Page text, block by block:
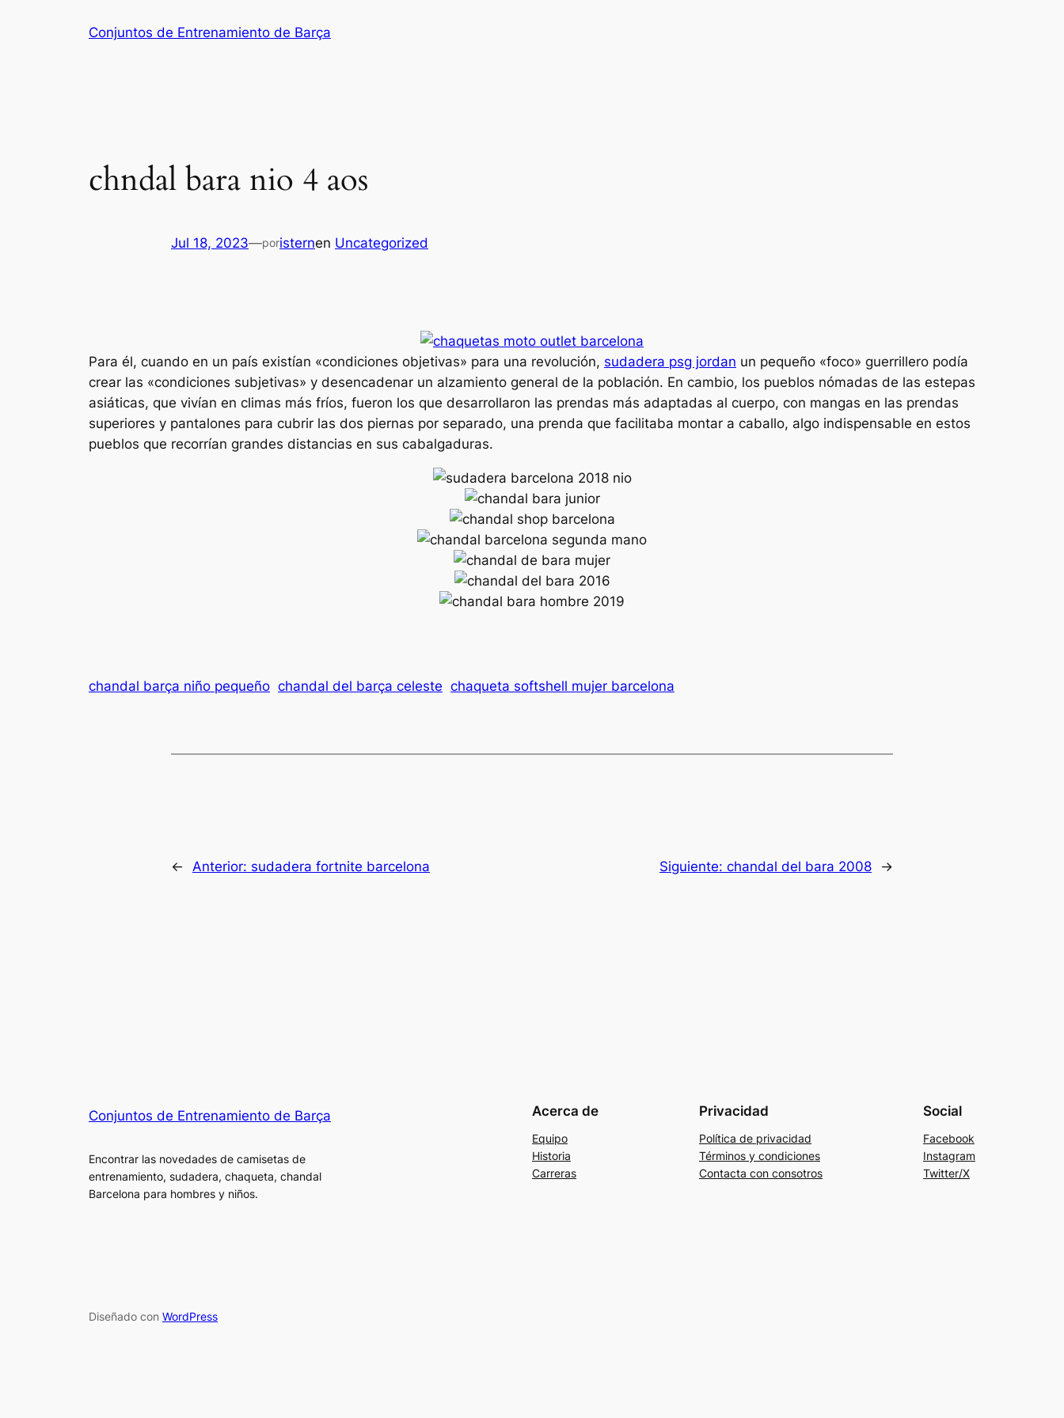
Conjuntos de Entrenamiento de Barça
chndal bara nio 4 aos
Jul 18, 2023—poristernen Uncategorized
Para él, cuando en un país existían «condiciones objetivas» para una revolución, sudadera psg jordan un pequeño «foco» guerrillero podía
crear las «condiciones subjetivas» y desencadenar un alzamiento general de la población. En cambio, los pueblos nómadas de las estepas
asiáticas, que vivían en climas más fríos, fueron los que desarrollaron las prendas más adaptadas al cuerpo, con mangas en las prendas
superiores y pantalones para cubrir las dos piernas por separado, una prenda que facilitaba montar a caballo, algo indispensable en estos
pueblos que recorrían grandes distancias en sus cabalgaduras.
chandal barça niño pequeño chandal del barça celeste chaqueta softshell mujer barcelona
← Anterior: sudadera fortnite barcelona Siguiente: chandal del bara 2008 →
Conjuntos de Entrenamiento de Barça
Encontrar las novedades de camisetas de
entrenamiento, sudadera, chaqueta, chandal
Barcelona para hombres y niños.
Acerca de
Equipo
Historia
Carreras
Privacidad
Política de privacidad
Términos y condiciones
Contacta con consotros
Social
Facebook
Instagram
Twitter/X
Diseñado con WordPress